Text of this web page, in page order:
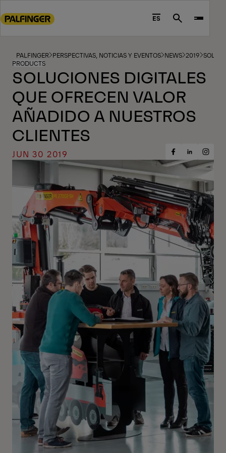
to
footer
content
ES Search
PALFINGER PERSPECTIVAS, NOTICIAS Y EVENTOS NEWS 2019
PRODUCTS
SOLUCIONES DIGITALES
QUE OFRECEN VALOR
AÑADIDO A NUESTROS
CLIENTES
JUN 30 2019
Share
on
Facebook
Share
on
LinkedIn
Share
on